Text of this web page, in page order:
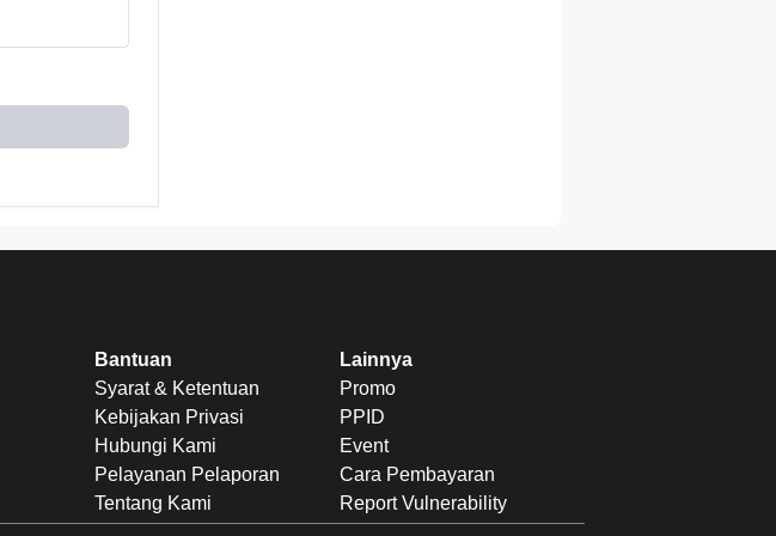
Bantuan
Syarat & Ketentuan
Kebijakan Privasi
Hubungi Kami
Pelayanan Pelaporan
Tentang Kami
Lainnya
Promo
PPID
Event
Cara Pembayaran
Report Vulnerability